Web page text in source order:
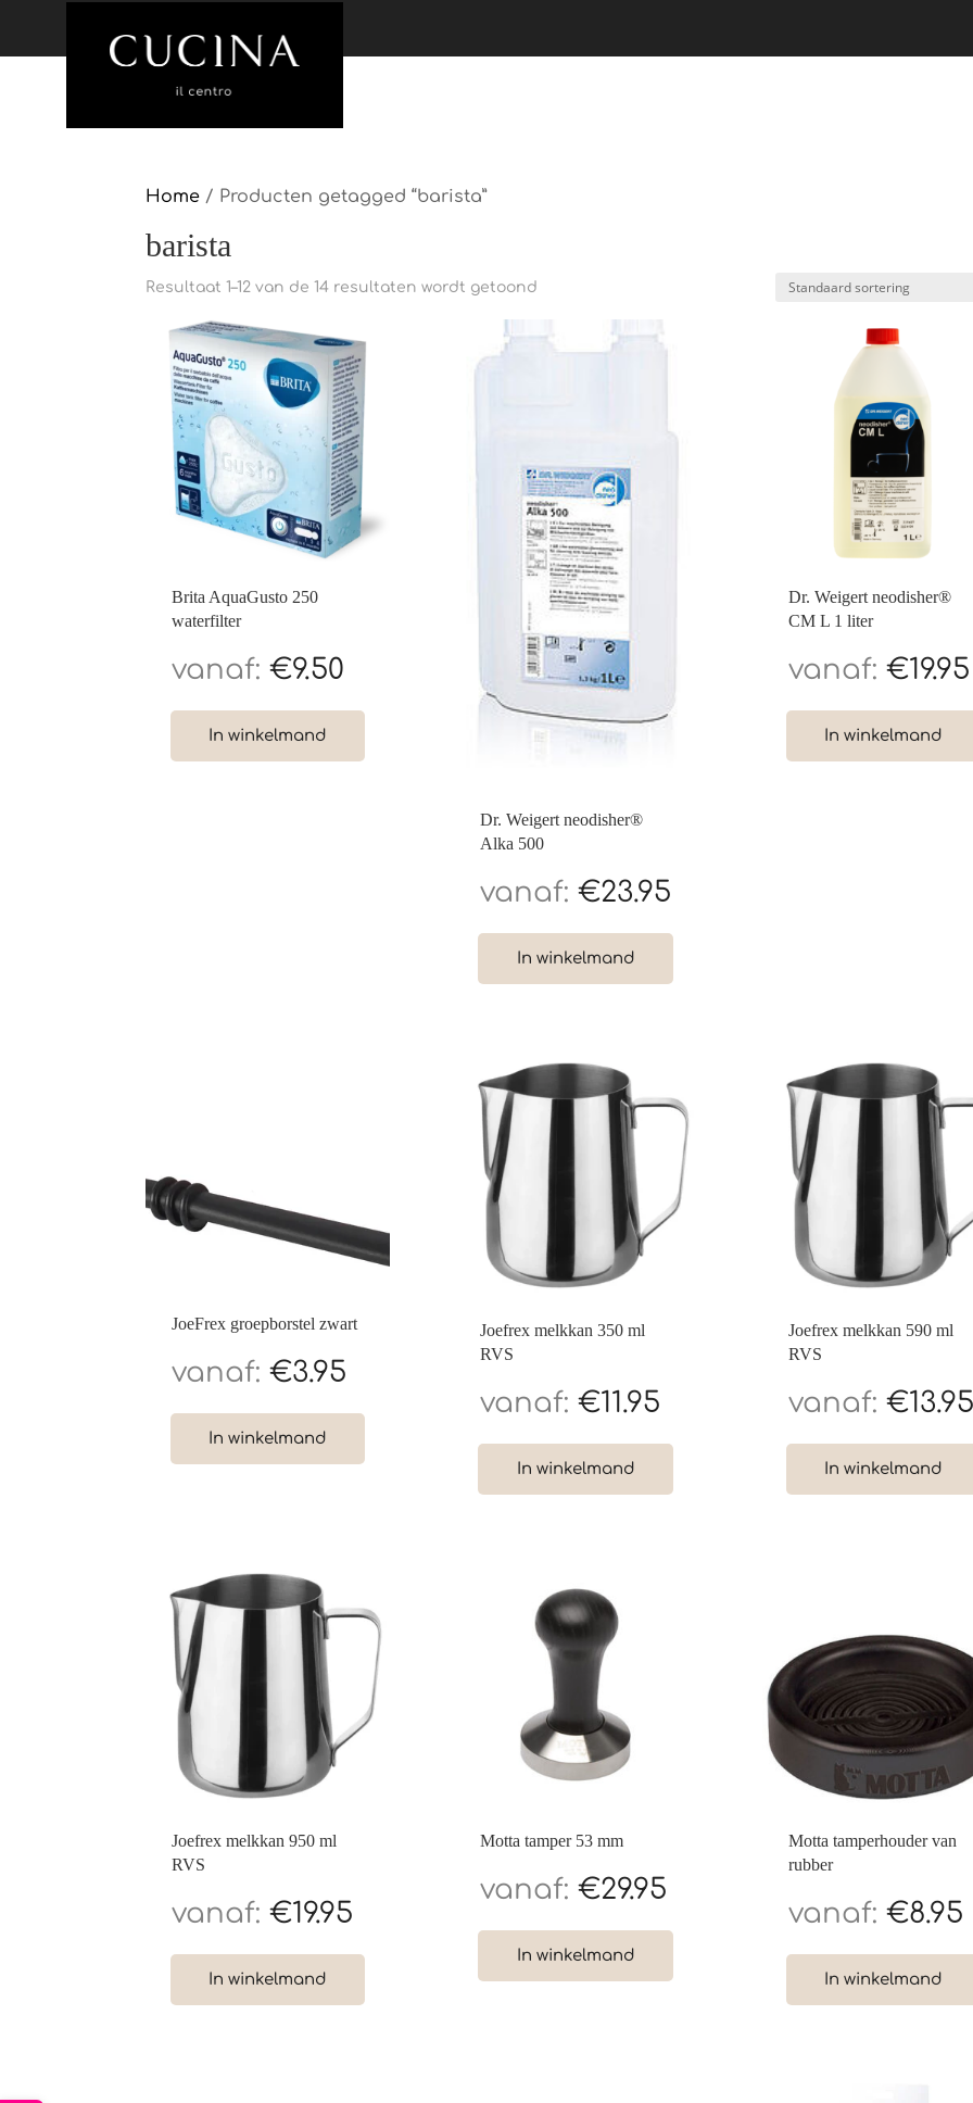
Home / Producten getagged “barista”
barista
Resultaat 1–12 van de 14 resultaten wordt getoond
Brita AquaGusto 250
waterfilter
€9.50
In winkelmand
Dr. Weigert neodisher®
Alka 500
€23.95
In winkelmand
Dr. Weigert neodisher®
CM L 1 liter
€19.95
In winkelmand
JoeFrex groepborstel zwart
€3.95
In winkelmand
Joefrex melkkan 350 ml
RVS
€11.95
In winkelmand
Joefrex melkkan 590 ml
RVS
€13.95
In winkelmand
Joefrex melkkan 950 ml
RVS
€19.95
In winkelmand
Motta tamper 53 mm
€29.95
In winkelmand
Motta tamperhouder van
rubber
€8.95
In winkelmand